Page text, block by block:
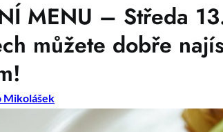
MENU – Středa
můžete dobře
Mikolášek